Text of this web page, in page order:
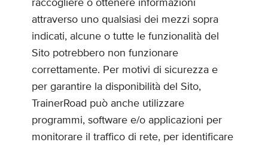
attraverso uno qualsiasi dei mezzi sopra
indicati, alcune o tutte le funzionalità del
Sito potrebbero non funzionare
correttamente. Per motivi di sicurezza e
per garantire la disponibilità del Sito,
TrainerRoad può anche utilizzare
programmi, software e/o applicazioni per
monitorare il traffico di rete, per identificare